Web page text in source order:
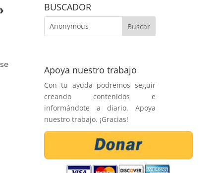
BUSCADOR
Apoya nuestro trabajo
Con tu ayuda podremos seguir
creando contenidos e
informándote a diario. Apoya
nuestro trabajo. ¡Gracias!